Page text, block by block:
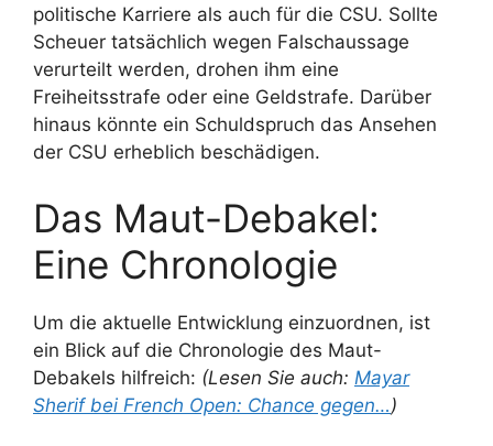
politische Karriere als auch für die CSU. Sollte
Scheuer tatsächlich wegen Falschaussage
verurteilt werden, drohen ihm eine
Freiheitsstrafe oder eine Geldstrafe. Darüber
hinaus könnte ein Schuldspruch das Ansehen
der CSU erheblich beschädigen.
Das Maut-Debakel:
Eine Chronologie
Um die aktuelle Entwicklung einzuordnen, ist
ein Blick auf die Chronologie des Maut-
Debakels hilfreich: (Lesen Sie auch: Mayar
Sherif bei French Open: Chance gegen…)